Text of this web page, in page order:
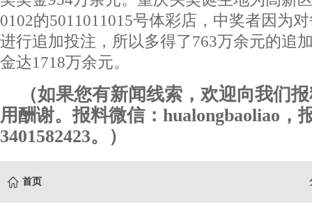
0102的5011011015号体彩店，中奖者因为
进行追加投注，所以多得了763万余元的追
金达1718万余元。
（如果您有新闻线索，欢迎向我们
用酬谢。报料微信：hualongbaoliao，
3401582423。）
首页